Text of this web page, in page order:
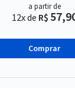
a partir de
12x de R$
Comprar